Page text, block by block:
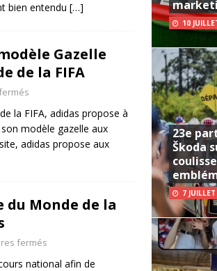
bien entendu […]
Gazelle
de la FIFA
la FIFA, adidas propose à
modèle gazelle aux
adidas propose aux
du Monde de la
fermés
national afin de
10
23e
Škoda
7